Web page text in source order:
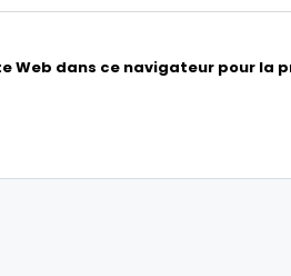
Web dans ce navigateur pour la